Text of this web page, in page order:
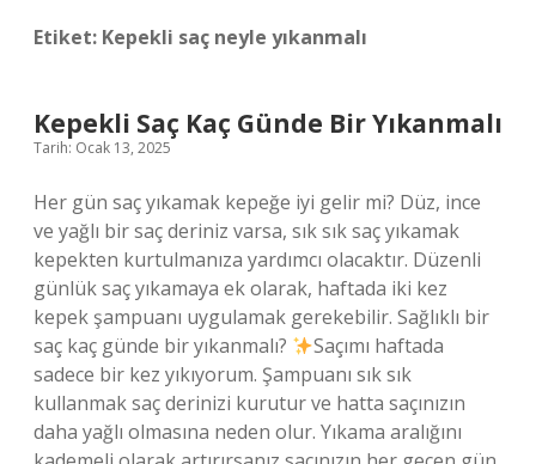
Etiket: Kepekli saç neyle yıkanmalı
Kepekli Saç Kaç Günde Bir Yıkanmalı
Tarih: Ocak 13, 2025
Her gün saç yıkamak kepeğe iyi gelir mi? Düz, ince
ve yağlı bir saç deriniz varsa, sık sık saç yıkamak
kepekten kurtulmanıza yardımcı olacaktır. Düzenli
günlük saç yıkamaya ek olarak, haftada iki kez
kepek şampuanı uygulamak gerekebilir. Sağlıklı bir
saç kaç günde bir yıkanmalı?
Saçımı haftada
sadece bir kez yıkıyorum. Şampuanı sık sık
kullanmak saç derinizi kurutur ve hatta saçınızın
daha yağlı olmasına neden olur. Yıkama aralığını